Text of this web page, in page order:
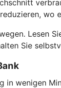
wo
Lesen
Sie
in wenigen